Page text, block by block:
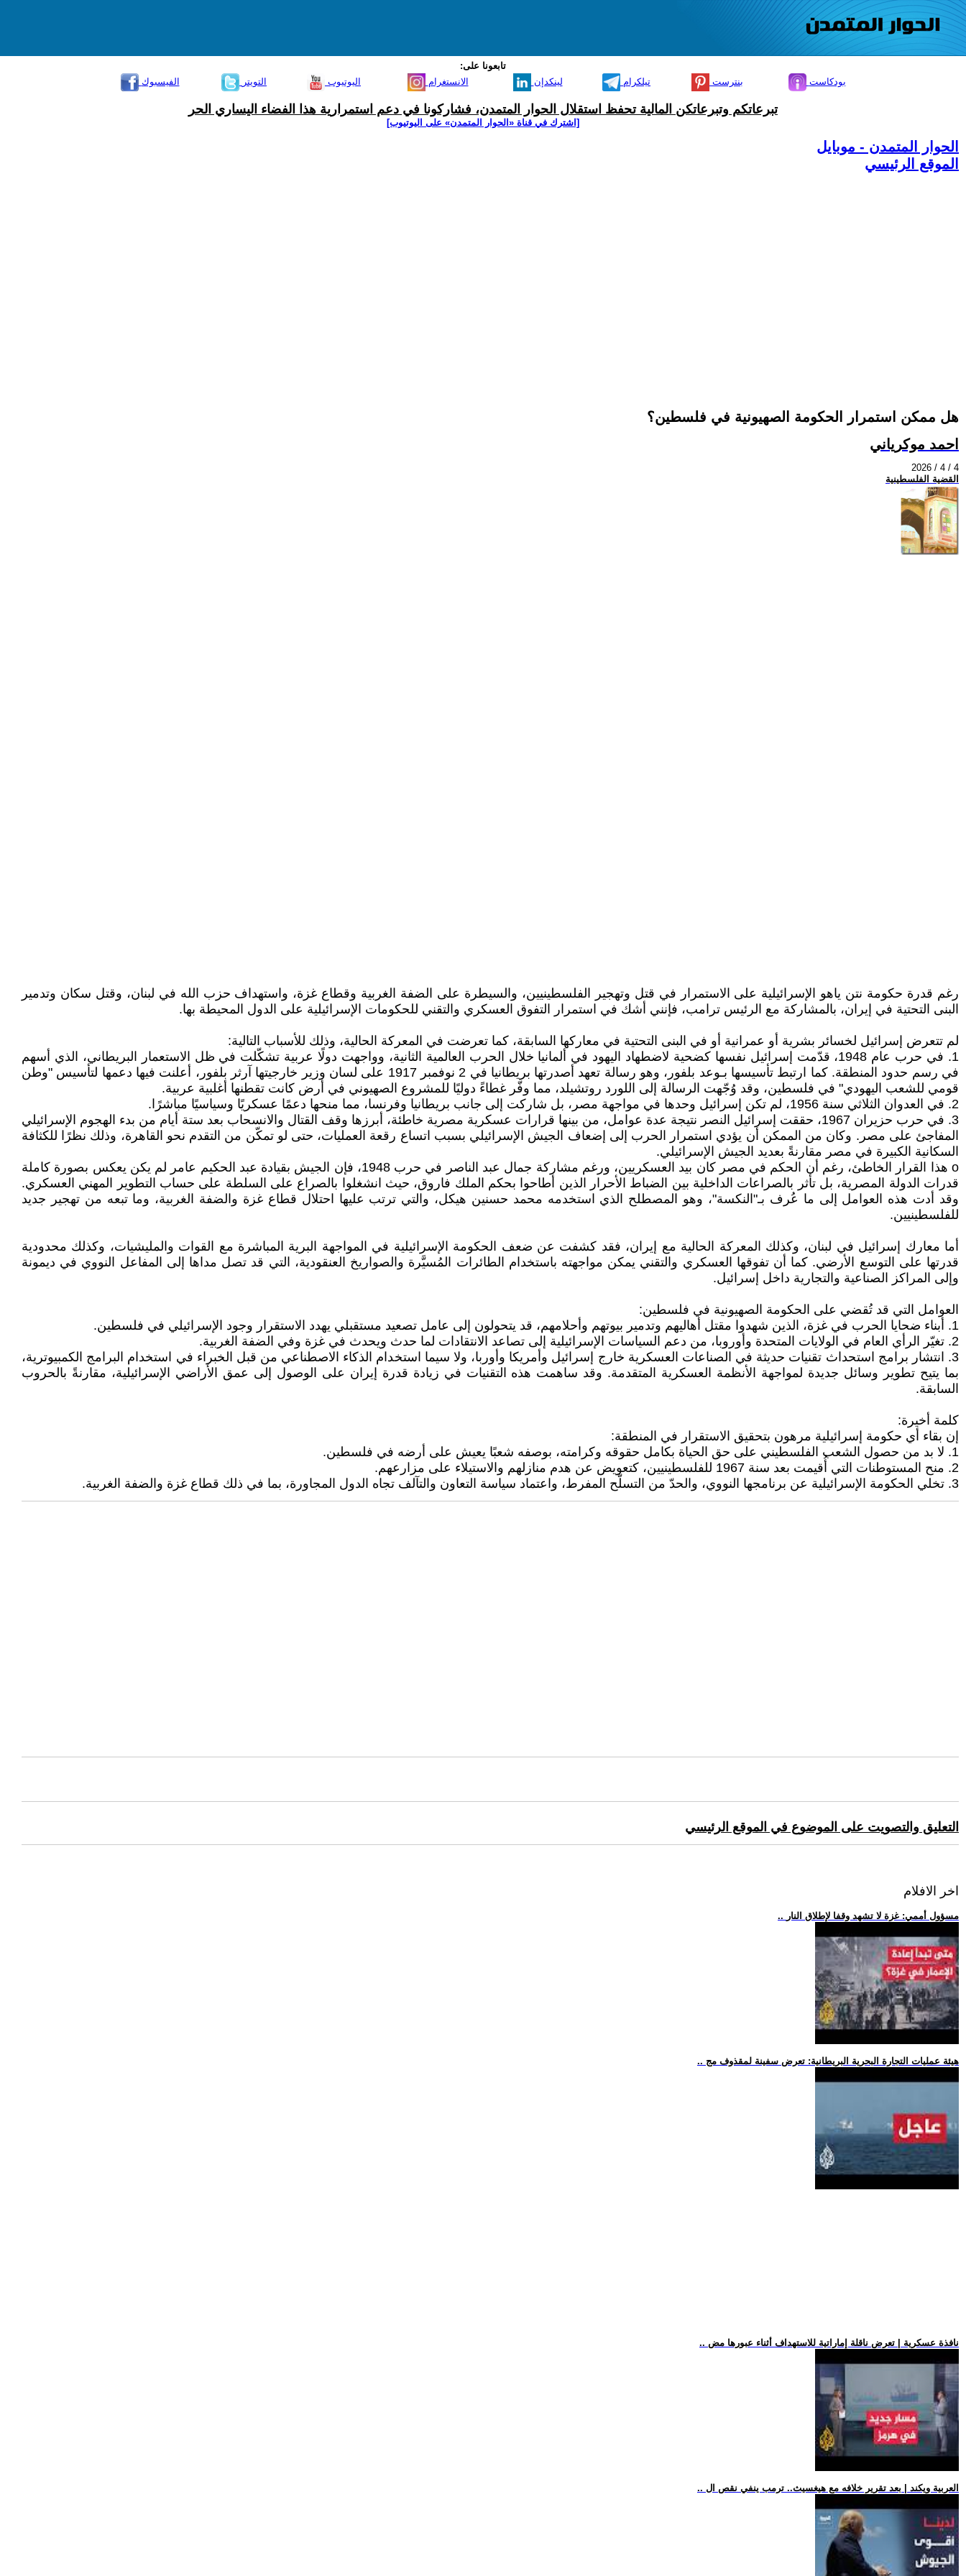
تابعونا على:
الفيسبوك
التويتر اليوتيوب الانستغرام لينكدإن تيلكرام بنترست بودكاست
تبرعاتكم وتبرعاتكن المالية تحفظ استقلال الحوار المتمدن، فشاركونا في دعم استمرارية هذا الفضاء اليساري الحر
[اشترك في قناة ‫«الحوار المتمدن» على اليوتيوب]
الحوار المتمدن - موبايل
الموقع الرئيسي
هل ممكن استمرار الحكومة الصهيونية في فلسطين؟
احمد موكرياني
2026 / 4 / 4
القضية الفلسطينية
رغم قدرة حكومة نتن ياهو الإسرائيلية على الاستمرار في قتل وتهجير الفلسطينيين، والسيطرة على الضفة الغربية وقطاع غزة، واستهداف حزب الله في لبنان، وقتل سكان وتدمير
البنى التحتية في إيران، بالمشاركة مع الرئيس ترامب، فإنني أشك في استمرار التفوق العسكري والتقني للحكومات الإسرائيلية على الدول المحيطة بها.
لم تتعرض إسرائيل لخسائر بشرية أو عمرانية أو في البنى التحتية في معاركها السابقة، كما تعرضت في المعركة الحالية، وذلك للأسباب التالية:
1. في حرب عام 1948، قدّمت إسرائيل نفسها كضحية لاضطهاد اليهود في ألمانيا خلال الحرب العالمية الثانية، وواجهت دولًا عربية تشكّلت في ظل الاستعمار البريطاني، الذي أسهم
في رسم حدود المنطقة. كما ارتبط تأسيسها بـوعد بلفور، وهو رسالة تعهد أصدرتها بريطانيا في 2 نوفمبر 1917 على لسان وزير خارجيتها آرثر بلفور، أعلنت فيها دعمها لتأسيس "وطن
قومي للشعب اليهودي" في فلسطين، وقد وُجّهت الرسالة إلى اللورد روتشيلد، مما وفّر غطاءً دوليًا للمشروع الصهيوني في أرض كانت تقطنها أغلبية عربية.
2. في العدوان الثلاثي سنة 1956، لم تكن إسرائيل وحدها في مواجهة مصر، بل شاركت إلى جانب بريطانيا وفرنسا، مما منحها دعمًا عسكريًا وسياسيًا مباشرًا.
3. في حرب حزيران 1967، حققت إسرائيل النصر نتيجة عدة عوامل، من بينها قرارات عسكرية مصرية خاطئة، أبرزها وقف القتال والانسحاب بعد ستة أيام من بدء الهجوم الإسرائيلي
المفاجئ على مصر. وكان من الممكن أن يؤدي استمرار الحرب إلى إضعاف الجيش الإسرائيلي بسبب اتساع رقعة العمليات، حتى لو تمكّن من التقدم نحو القاهرة، وذلك نظرًا للكثافة
السكانية الكبيرة في مصر مقارنةً بعديد الجيش الإسرائيلي.
o هذا القرار الخاطئ، رغم أن الحكم في مصر كان بيد العسكريين، ورغم مشاركة جمال عبد الناصر في حرب 1948، فإن الجيش بقيادة عبد الحكيم عامر لم يكن يعكس بصورة كاملة
قدرات الدولة المصرية، بل تأثر بالصراعات الداخلية بين الضباط الأحرار الذين أطاحوا بحكم الملك فاروق، حيث انشغلوا بالصراع على السلطة على حساب التطوير المهني العسكري.
وقد أدت هذه العوامل إلى ما عُرف بـ"النكسة"، وهو المصطلح الذي استخدمه محمد حسنين هيكل، والتي ترتب عليها احتلال قطاع غزة والضفة الغربية، وما تبعه من تهجير جديد
للفلسطينيين.
أما معارك إسرائيل في لبنان، وكذلك المعركة الحالية مع إيران، فقد كشفت عن ضعف الحكومة الإسرائيلية في المواجهة البرية المباشرة مع القوات والمليشيات، وكذلك محدودية
قدرتها على التوسع الأرضي. كما أن تفوقها العسكري والتقني يمكن مواجهته باستخدام الطائرات المُسيَّرة والصواريخ العنقودية، التي قد تصل مداها إلى المفاعل النووي في ديمونة
وإلى المراكز الصناعية والتجارية داخل إسرائيل.
العوامل التي قد تُقضي على الحكومة الصهيونية في فلسطين:
1. أبناء ضحايا الحرب في غزة، الذين شهدوا مقتل أهاليهم وتدمير بيوتهم وأحلامهم، قد يتحولون إلى عامل تصعيد مستقبلي يهدد الاستقرار وجود الإسرائيلي في فلسطين.
2. تغيّر الرأي العام في الولايات المتحدة وأوروبا، من دعم السياسات الإسرائيلية إلى تصاعد الانتقادات لما حدث ويحدث في غزة وفي الضفة الغربية.
3. انتشار برامج استحداث تقنيات حديثة في الصناعات العسكرية خارج إسرائيل وأمريكا وأوربا، ولا سيما استخدام الذكاء الاصطناعي من قبل الخبراء في استخدام البرامج الكمبيوترية،
بما يتيح تطوير وسائل جديدة لمواجهة الأنظمة العسكرية المتقدمة. وقد ساهمت هذه التقنيات في زيادة قدرة إيران على الوصول إلى عمق الأراضي الإسرائيلية، مقارنةً بالحروب
السابقة.
كلمة أخيرة:
إن بقاء أي حكومة إسرائيلية مرهون بتحقيق الاستقرار في المنطقة:
1. لا بد من حصول الشعب الفلسطيني على حق الحياة بكامل حقوقه وكرامته، بوصفه شعبًا يعيش على أرضه في فلسطين.
2. منح المستوطنات التي أُقيمت بعد سنة 1967 للفلسطينيين، كتعويض عن هدم منازلهم والاستيلاء على مزارعهم.
3. تخلي الحكومة الإسرائيلية عن برنامجها النووي، والحدّ من التسلّح المفرط، واعتماد سياسة التعاون والتآلف تجاه الدول المجاورة، بما في ذلك قطاع غزة والضفة الغربية.
التعليق والتصويت على الموضوع في الموقع الرئيسي
اخر الافلام
.. مسؤول أممي: غزة لا تشهد وقفا لإطلاق النار
.. هيئة عمليات التجارة البحرية البريطانية: تعرض سفينة لمقذوف مج
.. نافذة عسكرية | تعرض ناقلة إماراتية للاستهداف أثناء عبورها مض
.. العربية ويكند | بعد تقرير خلافه مع هيغسيث.. ترمب ينفي نقص ال